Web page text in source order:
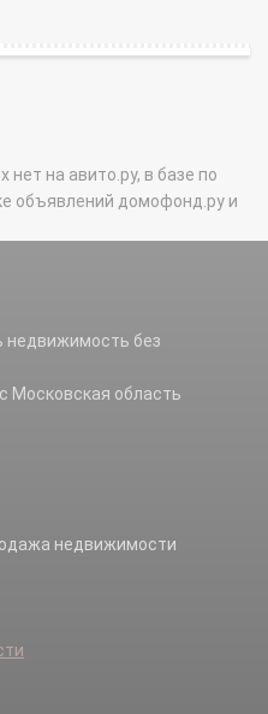
нет на авито.ру, в базе по
объявлений домофонд.ру и
недвижимость без
Московская область